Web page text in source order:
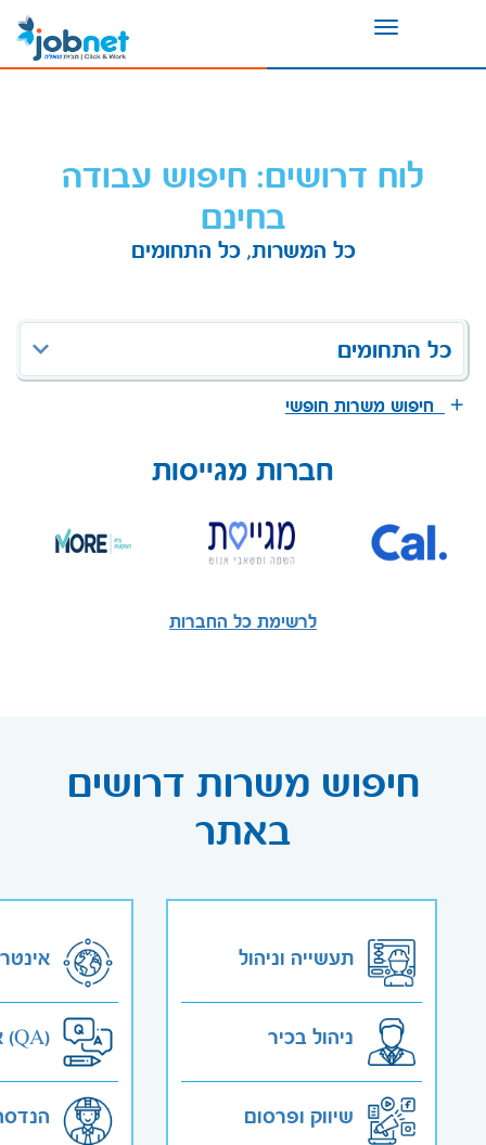
Toggle
לוח דרושים: חיפוש עבודה
בחינם
כל המשרות, כל התחומים
כל התחומים
חיפוש משרות חופשי
חברות מגייסות
לרשימת כל החברות
חיפוש משרות דרושים
באתר
תעשייה וניהול
ניהול בכיר
שיווק ופרסום
אבטחת איכות (QA)